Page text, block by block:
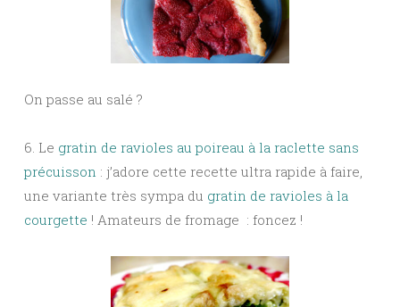
On passe au salé ?
6. Le gratin de ravioles au poireau à la raclette sans
précuisson : j’adore cette recette ultra rapide à faire,
une variante très sympa du gratin de ravioles à la
courgette ! Amateurs de fromage : foncez !